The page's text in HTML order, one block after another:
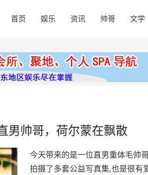
首页 娱乐 资讯 帅哥 文学
男帅哥，荷尔蒙在飘散
今天带来的是一位直男重体毛帅
拍摄了多套公益写真集,也是很有